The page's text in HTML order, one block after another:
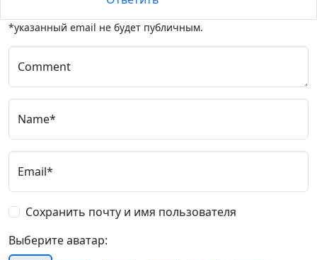
*указанный email не будет публичным.
Comment
Name*
Email*
Сохранить почту и имя пользователя
Выберите аватар: